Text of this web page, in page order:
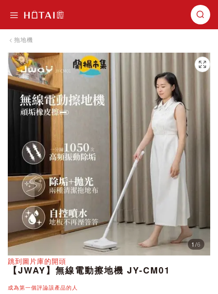
拖地機
跳到圖片庫的末尾
1/6
跳到圖片庫的開頭
分享
【JWAY】無線電動擦地機 JY-CM01
成為第一個評論該產品的人